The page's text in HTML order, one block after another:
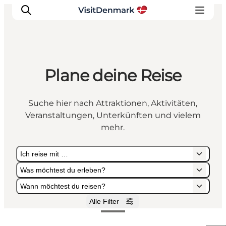
Inspiration
Regionen
Erlebnisse
Plane deine Reise
Suche hier nach Attraktionen, Aktivitäten,
Veranstaltungen, Unterkünften und vielem
mehr.
Ich reise mit …
Was möchtest du erleben?
Wann möchtest du reisen?
Alle Filter